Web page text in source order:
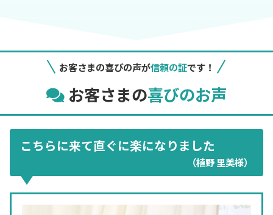
お客さまの喜びの声が信頼の証です！
お客さまの喜びのお声
こちらに来て直ぐに楽になりました
（植野 里美様）